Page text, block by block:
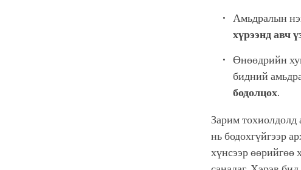
Амьдралын
хүрээнд авч
Өнөөдрийн
бидний
бодолцох.
Зарим тохиолдолд
нь бодохгүйгээр
хүнсээр өөрийгөө